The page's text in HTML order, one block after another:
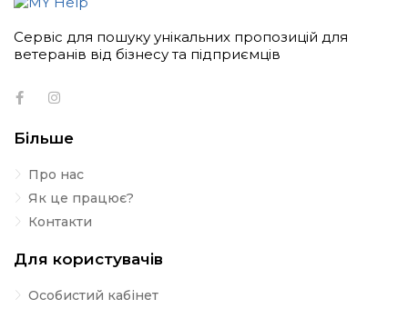
Сервіс для пошуку унікальних пропозицій для
ветеранів від бізнесу та підприємців
Більше
Про нас
Як це працює?
Контакти
Для користувачів
Особистий кабінет